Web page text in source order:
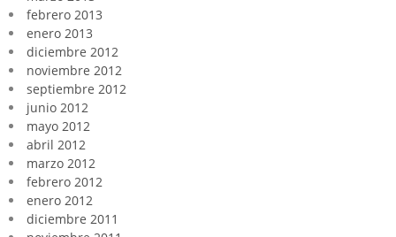
febrero 2013
enero 2013
diciembre 2012
noviembre 2012
septiembre 2012
junio 2012
mayo 2012
abril 2012
marzo 2012
febrero 2012
enero 2012
diciembre 2011